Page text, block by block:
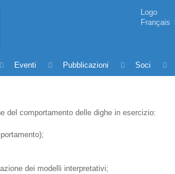
Logo
Français
Eventi Pubblicazioni Soci
del comportamento delle dighe in esercizio:
dei modelli interpretativi;